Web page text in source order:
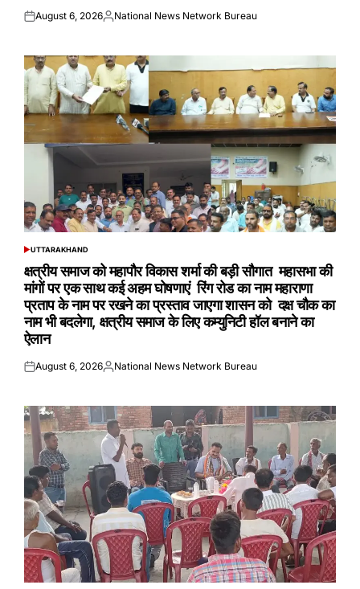
Posted
August 6, 2026Posted
National News Network Bureau
POSTED
UTTARAKHAND
क्षत्रीय समाज को महापौर विकास शर्मा की बड़ी सौगात महासभा की
मांगों पर एक साथ कई अहम घोषणाएं रिंग रोड का नाम महाराणा
प्रताप के नाम पर रखने का प्रस्ताव जाएगा शासन को दक्ष चौक का
नाम भी बदलेगा, क्षत्रीय समाज के लिए कम्युनिटी हॉल बनाने का
ऐलान
Posted
August 6, 2026Posted
National News Network Bureau